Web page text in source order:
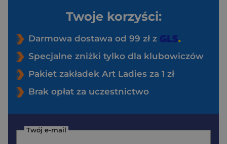
Twoje korzyści:
Darmowa dostawa od 99 zł z
Specjalne zniżki tylko dla klubowiczów
Pakiet zakładek Art Ladies za 1 zł
Brak opłat za uczestnictwo
Twój e-mail